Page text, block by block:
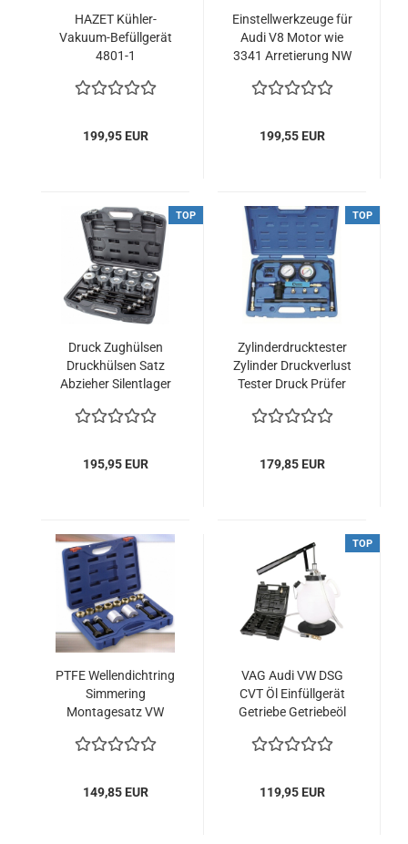
HAZET Kühler-
Vakuum-Befüllgerät
4801-1
199,95 EUR
Einstellwerkzeuge für
Audi V8 Motor wie
3341 Arretierung NW
199,55 EUR
TOP
Druck Zughülsen
Druckhülsen Satz
Abzieher Silentlager
Gummilager
195,95 EUR
TOP
Zylinderdrucktester
Zylinder Druckverlust
Tester Druck Prüfer
179,85 EUR
PTFE Wellendichtring
Simmering
Montagesatz VW
149,85 EUR
TOP
VAG Audi VW DSG
CVT Öl Einfüllgerät
Getriebe Getriebeöl
Befüllgerät mit
119,95 EUR